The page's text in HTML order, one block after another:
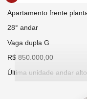
Apartamento frente
28° andar
Vaga dupla G
R$ 850.000,00
Última unidade andar alto